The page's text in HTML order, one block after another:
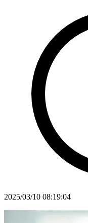
2025/03/10 08:19:04